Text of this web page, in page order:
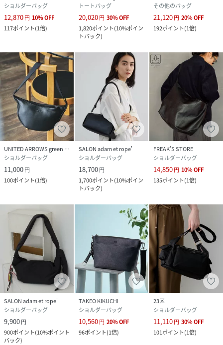
ショルダーバッグ
12,870円 10%OFF
117ポイント(1倍)
トートバッグ
20,020円 30%OFF
1,820ポイント(10%ポイン
トバック)
その他のバッグ
21,120円 20%OFF
192ポイント(1倍)
UNITED ARROWS green label relaxing
ショルダーバッグ
11,000円
100ポイント(1倍)
SALON adam et rope'
ショルダーバッグ
18,700円
1,700ポイント(10%ポイン
トバック)
FREAK’S STORE
ショルダーバッグ
14,850円 10%OFF
135ポイント(1倍)
SALON adam et rope'
ショルダーバッグ
9,900円
900ポイント(10%ポイント
バック)
TAKEO KIKUCHI
ショルダーバッグ
10,560円 20%OFF
96ポイント(1倍)
23区
ショルダーバッグ
11,110円 30%OFF
101ポイント(1倍)